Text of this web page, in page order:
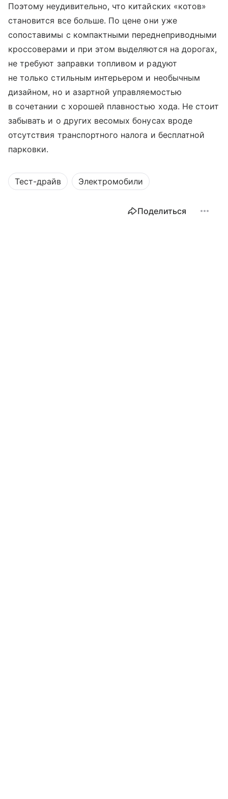
Поэтому неудивительно, что китайских «котов»
становится все больше. По цене они уже
сопоставимы с компактными переднеприводными
кроссоверами и при этом выделяются на дорогах,
не требуют заправки топливом и радуют
не только стильным интерьером и необычным
дизайном, но и азартной управляемостью
в сочетании с хорошей плавностью хода. Не стоит
забывать и о других весомых бонусах вроде
отсутствия транспортного налога и бесплатной
парковки.
Тест-драйв Электромобили
Поделиться